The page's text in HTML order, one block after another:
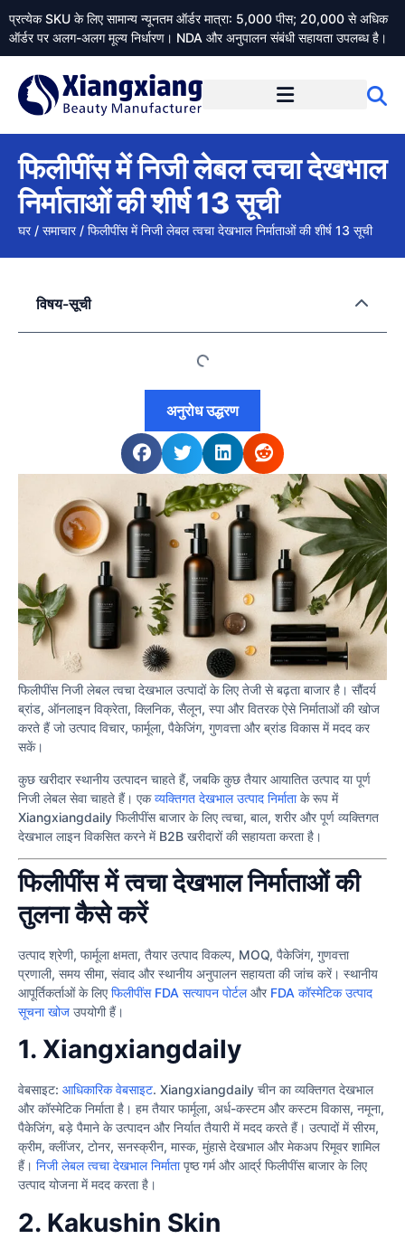
प्रत्येक SKU के लिए सामान्य न्यूनतम ऑर्डर मात्रा: 5,000 पीस; 20,000 से अधिक
ऑर्डर पर अलग-अलग मूल्य निर्धारण। NDA और अनुपालन संबंधी सहायता उपलब्ध है।
फिलीपींस में निजी लेबल त्वचा देखभाल
निर्माताओं की शीर्ष 13 सूची
घर/ समाचार/ फिलीपींस में निजी लेबल त्वचा देखभाल निर्माताओं की शीर्ष 13 सूची
फिलीपींस निजी लेबल त्वचा देखभाल उत्पादों के लिए तेजी से बढ़ता बाजार है। सौंदर्य
ब्रांड, ऑनलाइन विक्रेता, क्लिनिक, सैलून, स्पा और वितरक ऐसे निर्माताओं की खोज
करते हैं जो उत्पाद विचार, फार्मूला, पैकेजिंग, गुणवत्ता और ब्रांड विकास में मदद कर
सकें।
कुछ खरीदार स्थानीय उत्पादन चाहते हैं, जबकि कुछ तैयार आयातित उत्पाद या पूर्ण
निजी लेबल सेवा चाहते हैं। एकव्यक्तिगत देखभाल उत्पाद निर्माताके रूप में
Xiangxiangdaily फिलीपींस बाजार के लिए त्वचा, बाल, शरीर और पूर्ण व्यक्तिगत
देखभाल लाइन विकसित करने में B2B खरीदारों की सहायता करता है।
फिलीपींस में त्वचा देखभाल निर्माताओं की
तुलना कैसे करें
उत्पाद श्रेणी, फार्मूला क्षमता, तैयार उत्पाद विकल्प, MOQ, पैकेजिंग, गुणवत्ता
प्रणाली, समय सीमा, संवाद और स्थानीय अनुपालन सहायता की जांच करें। स्थानीय
आपूर्तिकर्ताओं के लिए फिलीपींस FDA सत्यापन पोर्टलऔर FDA कॉस्मेटिक उत्पाद
सूचना खोज उपयोगी हैं।
1. Xiangxiangdaily
वेबसाइट: आधिकारिक वेबसाइट. Xiangxiangdaily चीन का व्यक्तिगत देखभाल
और कॉस्मेटिक निर्माता है। हम तैयार फार्मूला, अर्ध-कस्टम और कस्टम विकास, नमूना,
पैकेजिंग, बड़े पैमाने के उत्पादन और निर्यात तैयारी में मदद करते हैं। उत्पादों में सीरम,
क्रीम, क्लींजर, टोनर, सनस्क्रीन, मास्क, मुंहासे देखभाल और मेकअप रिमूवर शामिल
हैं। निजी लेबल त्वचा देखभाल निर्मातापृष्ठ गर्म और आर्द्र फिलीपींस बाजार के लिए
उत्पाद योजना में मदद करता है।
2. Kakushin Skin
विषय-सूची
अनुरोध उद्धरण